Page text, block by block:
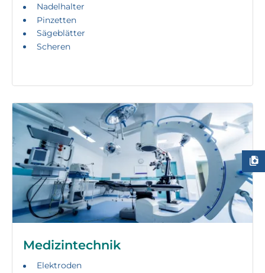
Nadelhalter
Pinzetten
Sägeblätter
Scheren
Medizintechnik
Elektroden